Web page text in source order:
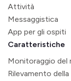
Attività
Messaggistica
App per gli ospiti
Caratteristiche
Monitoraggio del
Rilevamento